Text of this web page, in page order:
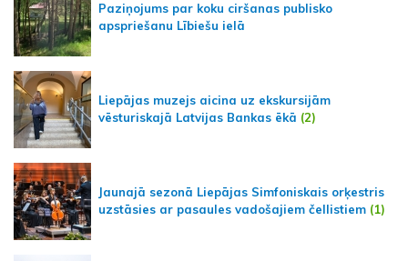
Paziņojums par koku ciršanas publisko
apspriešanu Lībiešu ielā
Liepājas muzejs aicina uz ekskursijām
vēsturiskajā Latvijas Bankas ēkā (2)
Jaunajā sezonā Liepājas Simfoniskais orķestris
uzstāsies ar pasaules vadošajiem čellistiem (1)